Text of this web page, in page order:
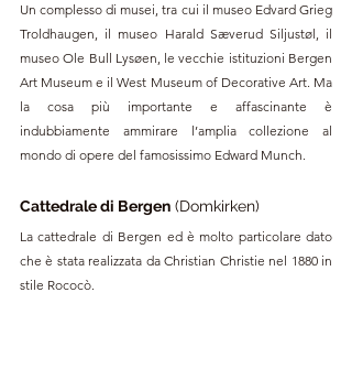
Un complesso di musei, tra cui il museo Edvard Grieg
Troldhaugen, il museo Harald Sæverud Siljustøl, il
museo Ole Bull Lysøen, le vecchie istituzioni Bergen
Art Museum e il West Museum of Decorative Art. Ma
la cosa più importante e affascinante è
indubbiamente ammirare l’amplia collezione al
mondo di opere del famosissimo Edward Munch.
Cattedrale di Bergen (Domkirken)
La cattedrale di Bergen ed è molto particolare dato
che è stata realizzata da Christian Christie nel 1880 in
stile Rococò.